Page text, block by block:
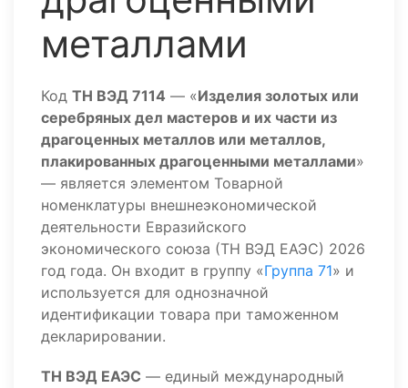
металлами
Код ТН ВЭД 7114 — «Изделия золотых или
серебряных дел мастеров и их части из
драгоценных металлов или металлов,
плакированных драгоценными металлами»
— является элементом Товарной
номенклатуры внешнеэкономической
деятельности Евразийского
экономического союза (ТН ВЭД ЕАЭС) 2026
год года. Он входит в группу «Группа 71» и
используется для однозначной
идентификации товара при таможенном
декларировании.
ТН ВЭД ЕАЭС — единый международный